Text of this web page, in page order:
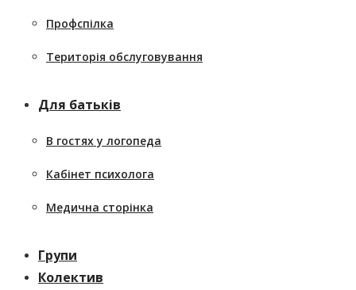
Профспілка
Територія обслуговування
Для батьків
В гостях у логопеда
Кабінет психолога
Медична сторінка
Групи
Колектив